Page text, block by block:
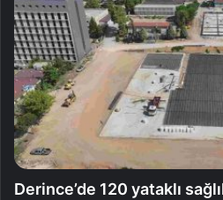
Derince’de 120 yataklı